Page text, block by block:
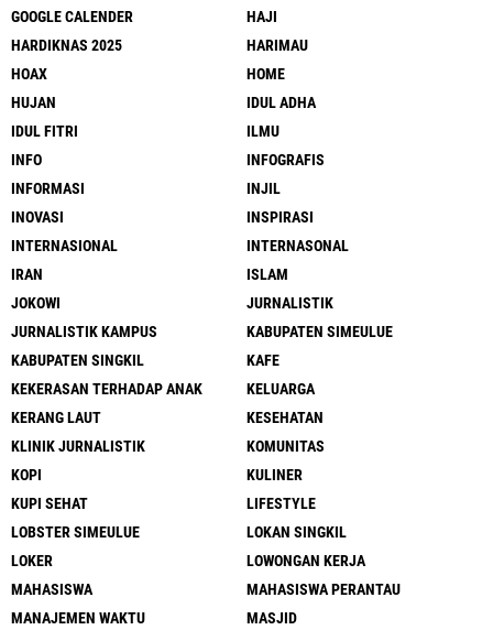
GOOGLE CALENDER
HAJI
HARDIKNAS 2025
HARIMAU
HOAX
HOME
HUJAN
IDUL ADHA
IDUL FITRI
ILMU
INFO
INFOGRAFIS
INFORMASI
INJIL
INOVASI
INSPIRASI
INTERNASIONAL
INTERNASONAL
IRAN
ISLAM
JOKOWI
JURNALISTIK
JURNALISTIK KAMPUS
KABUPATEN SIMEULUE
KABUPATEN SINGKIL
KAFE
KEKERASAN TERHADAP ANAK
KELUARGA
KERANG LAUT
KESEHATAN
KLINIK JURNALISTIK
KOMUNITAS
KOPI
KULINER
KUPI SEHAT
LIFESTYLE
LOBSTER SIMEULUE
LOKAN SINGKIL
LOKER
LOWONGAN KERJA
MAHASISWA
MAHASISWA PERANTAU
MANAJEMEN WAKTU
MASJID